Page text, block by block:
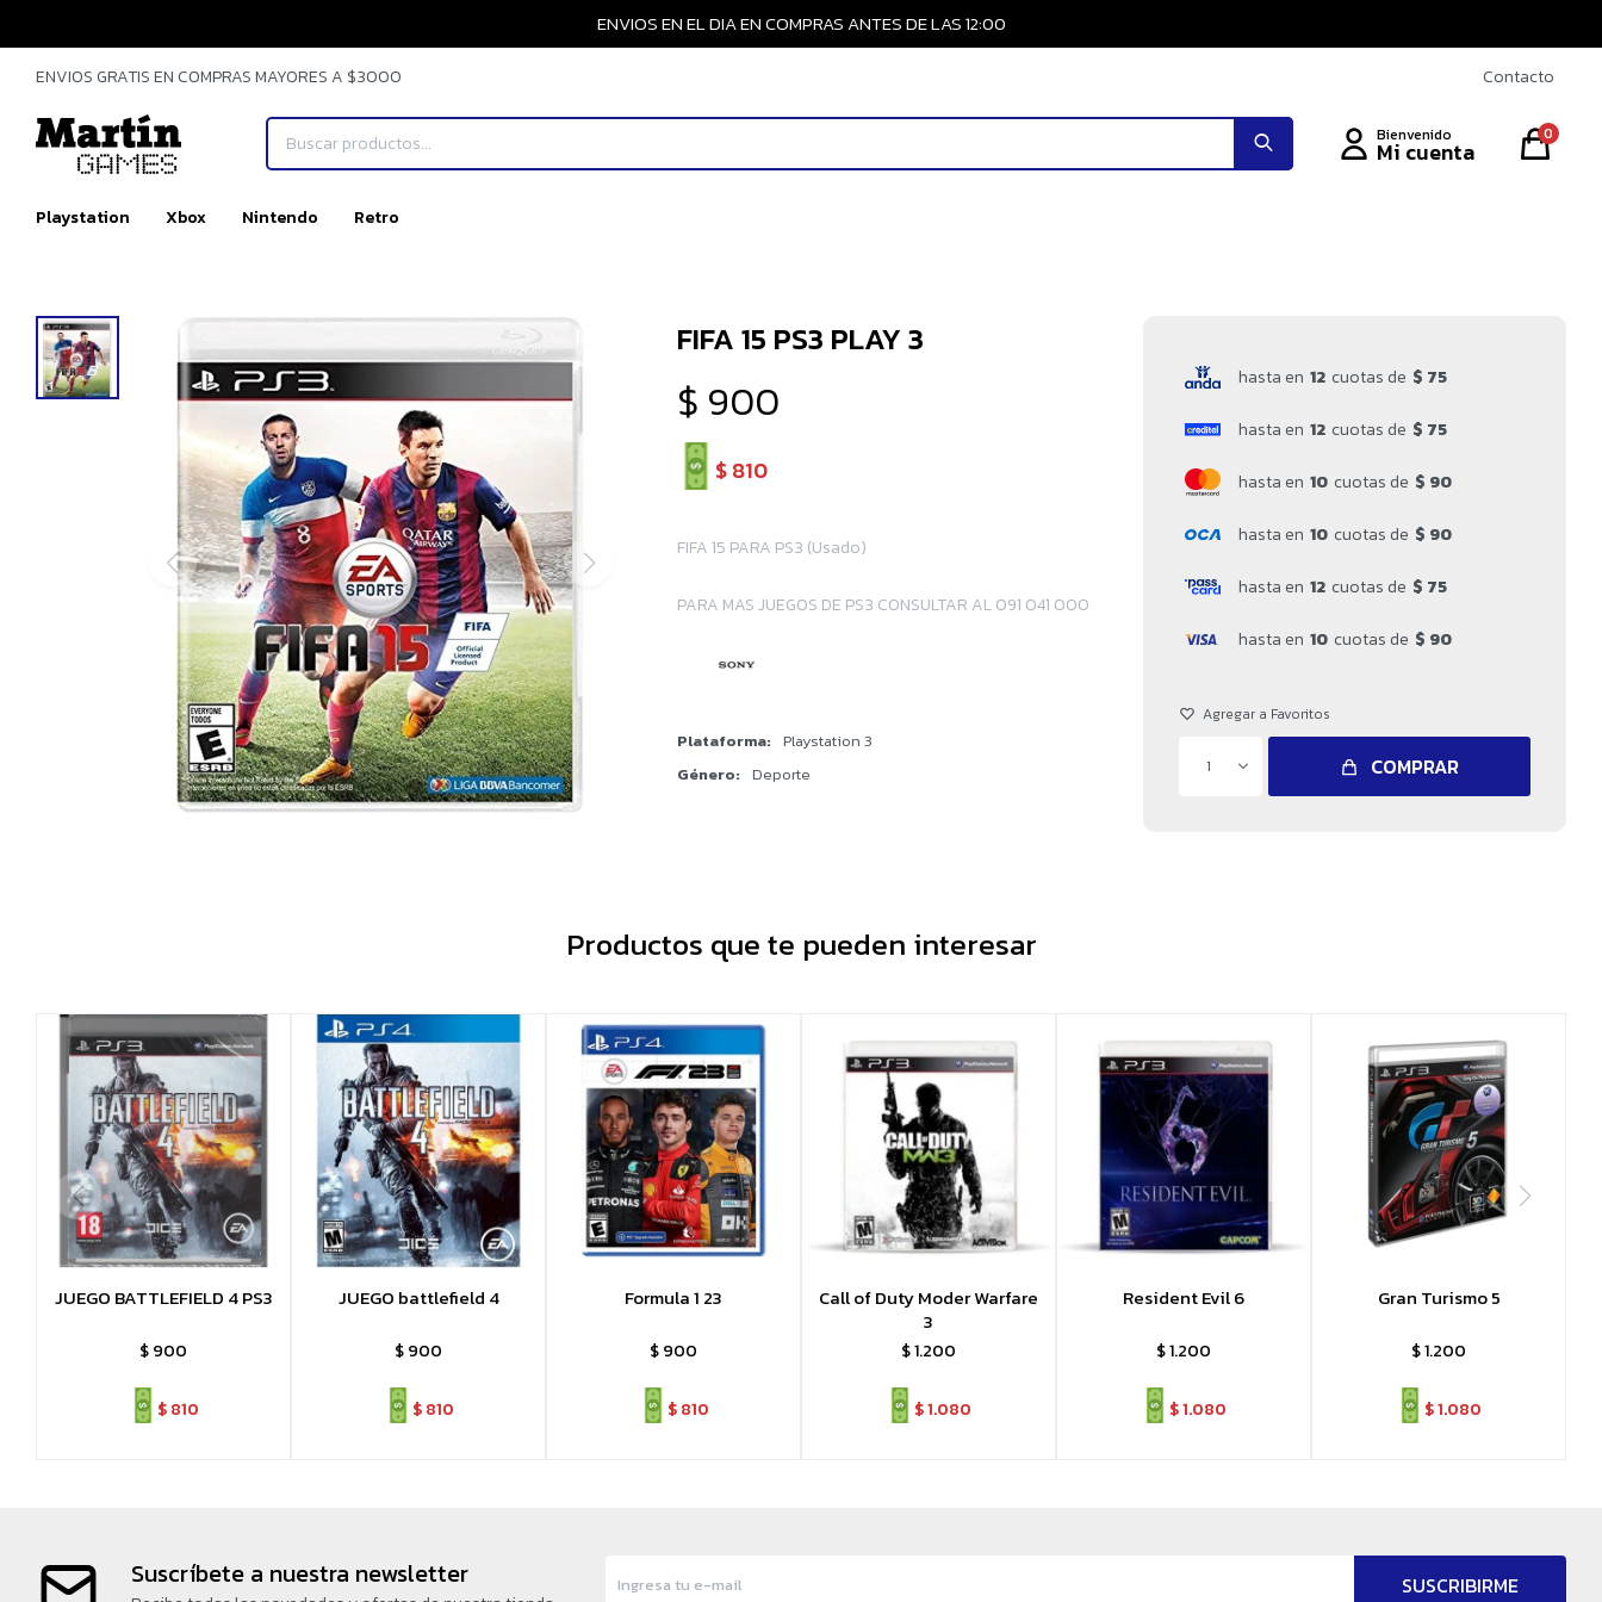
ENVIOS EN EL DIA EN COMPRAS ANTES DE LAS 12:00
Playstation Xbox Nintendo Retro
0
ENVIOS GRATIS EN COMPRAS MAYORES A $3000 Contacto
FIFA 15 PS3 PLAY 3
$ 900
$810
FIFA 15 PARA PS3 (Usado)
PARA MAS JUEGOS DE PS3 CONSULTAR AL 091 041 000
Plataforma
Playstation 3
Género
Deporte
hasta en 12 cuotas de $ 75
hasta en 12 cuotas de $ 75
hasta en 10 cuotas de $ 90
hasta en 10 cuotas de $ 90
hasta en 12 cuotas de $ 75
hasta en 10 cuotas de $ 90
1 COMPRAR
Productos que te pueden interesar
JUEGO BATTLEFIELD 4 PS3
$900
$ 810
JUEGO battlefield 4
$900
$ 810
Formula 1 23
$900
$ 810
Call of Duty Moder Warfare
3
$1.200
$1.080
Resident Evil 6
$1.200
$1.080
Gran Turismo 5
$1.200
$1.080
Suscríbete a nuestra newsletter SUSCRIBIRME